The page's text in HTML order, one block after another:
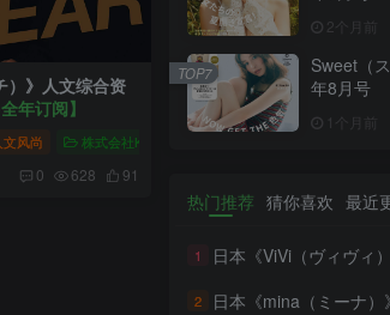
综合资讯杂志
》人文综合资
年订阅】
文风尚 株式会社KADOKAWA
0 628 91
2个月前
Sweet（
年8月号
1个月前
TOP7
热门推荐 猜你喜欢 最近
1 日本《ViVi（ヴィヴィ）》女性流行时尚杂志
2 日本《mina（ミーナ）》女性流行时尚杂志